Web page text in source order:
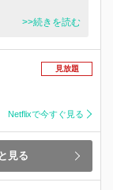
>>続きを読む
見放題
Netflixで今すぐ見る
見る